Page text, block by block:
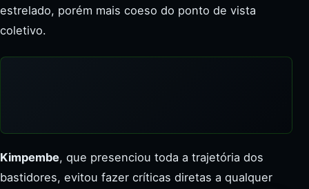
estrelado, porém mais coeso do ponto de vista
coletivo.
Kimpembe, que presenciou toda a trajetória dos
bastidores, evitou fazer críticas diretas a qualquer